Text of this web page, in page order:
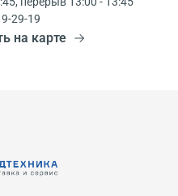
29-19
на карте